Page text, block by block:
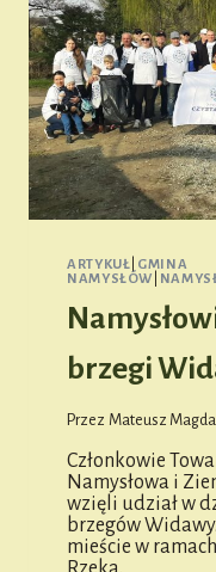
ARTYKUŁ GMINA
NAMYSŁÓW
brzegi
Przez Mateusz Magda
Członkowie
Namysłowa i
wzięli udział w
brzegów
mieście w